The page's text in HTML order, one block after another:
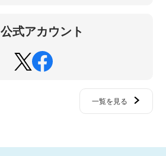
公式アカウント
一覧を見る